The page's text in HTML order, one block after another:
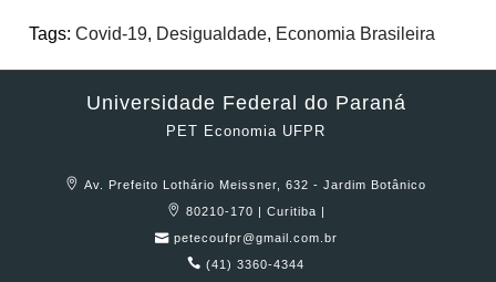
Tags: Covid-19, Desigualdade, Economia Brasileira
Universidade Federal do Paraná
PET Economia UFPR
Av. Prefeito Lothário Meissner, 632 - Jardim Botânico
80210-170 | Curitiba |
petecoufpr@gmail.com.br
(41) 3360-4344